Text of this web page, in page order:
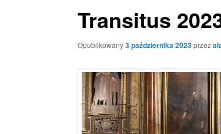
Transitus
Opublikowany3 października 2023przez